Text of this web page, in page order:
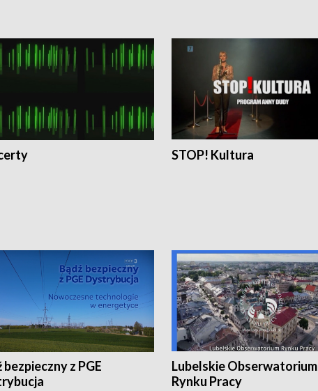
STOP! Kultura
bezpieczny z PGE
Lubelskie Obserwatorium
Rynku Pracy